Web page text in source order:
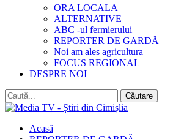
ORA LOCALA
ALTERNATIVE
ABC -ul fermierului
REPORTER DE GARDĂ
Noi am ales agricultura
FOCUS REGIONAL
DESPRE NOI
Acasă